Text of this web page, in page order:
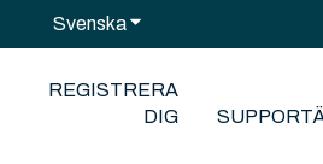
SvenskaVisa undermenyer för
REGISTRERA
DIG